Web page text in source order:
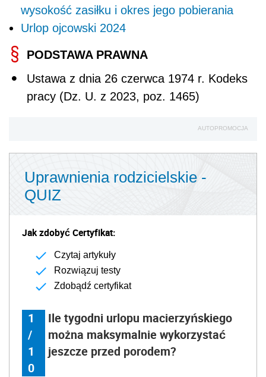
wysokość zasiłku i okres jego pobierania
Urlop ojcowski 2024
PODSTAWA PRAWNA
Ustawa z dnia 26 czerwca 1974 r. Kodeks
pracy (Dz. U. z 2023, poz. 1465)
AUTOPROMOCJA
Uprawnienia rodzicielskie -
QUIZ
Jak zdobyć Certyfikat:
Czytaj artykuły
Rozwiązuj testy
Zdobądź certyfikat
1
/
1
0
Ile tygodni urlopu macierzyńskiego
można maksymalnie wykorzystać
jeszcze przed porodem?